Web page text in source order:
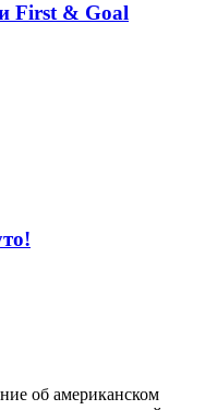
First & Goal
об американском